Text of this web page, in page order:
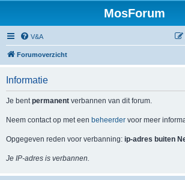
MosForum
V&A
Forumoverzicht
Informatie
Je bentpermanent verbannen van dit forum.
Neem contact op met een beheerder voor meer
Opgegeven reden voor verbanning: ip-adres buiten
Je IP-adres is verbannen.